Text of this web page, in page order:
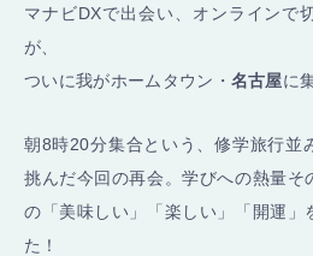
マナビDXで出会い、オンラインで
が、
ついに我がホームタウン・ 名古屋に
朝8時20分集合という、修学旅行並
挑んだ今回の再会。学びへの熱量そ
の「美味しい」「楽しい」「開運」
た！